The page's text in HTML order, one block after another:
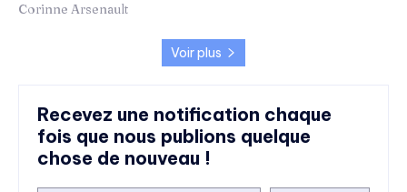
Corinne Arsenault
Voir plus
Recevez une notification chaque
fois que nous publions quelque
chose de nouveau !